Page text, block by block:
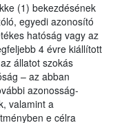
(1) bekezdésének
egyedi azonosító
hatóság vagy az
4 évre kiállított
állatot szokás
– az abban
azonosság-
valamint a
e célra